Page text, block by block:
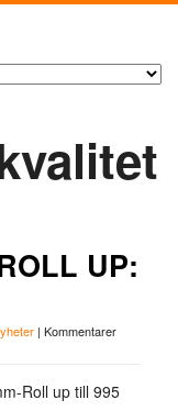
UP:
| Kommentarer
Roll up till 995